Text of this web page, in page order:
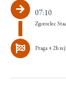
07:10
Zgorzelec
Praga + 2h